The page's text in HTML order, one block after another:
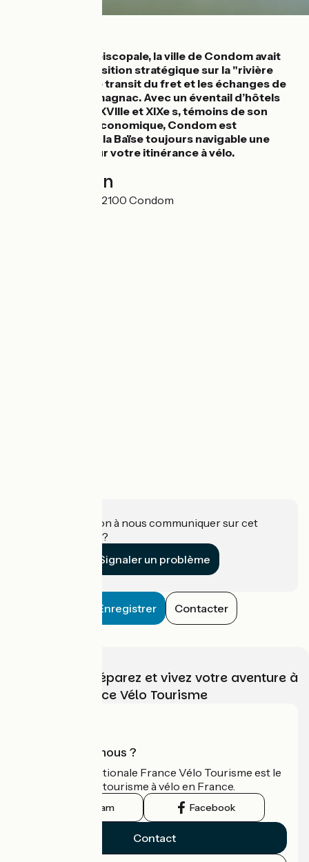
Ancienne cité épiscopale, la ville de Condom avait
autrefois une position stratégique sur la "rivière
d'argent" pour le transit du fret et les échanges de
l'eau de vie d'Armagnac. Avec un éventail d’hôtels
particuliers des XVIIIe et XIXe s, témoins de son
glorieux essor économique, Condom est
aujourd'hui avec la Baïse toujours navigable une
halte de choix sur votre itinérance à vélo.
Localisation
Rue de L'Evéché 32100 Condom
Une information à nous communiquer sur cet
établissement ?
Signaler un problème
Enregistrer Contacter
Choisissez, préparez et vivez votre aventure à
vélo avec France Vélo Tourisme
Qui sommes-nous ?
L'association nationale France Vélo Tourisme est le
guide officiel du tourisme à vélo en France.
Instagram Facebook
Contact